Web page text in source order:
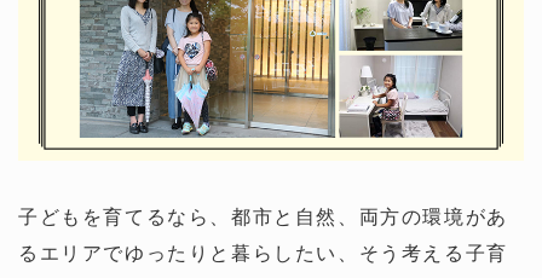
子どもを育てるなら、都市と自然、両方の環境があ
るエリアでゆったりと暮らしたい、そう考える子育